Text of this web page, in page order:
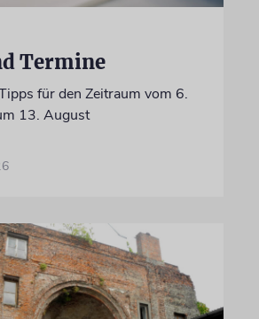
Termine
für den Zeitraum vom 6.
13. August